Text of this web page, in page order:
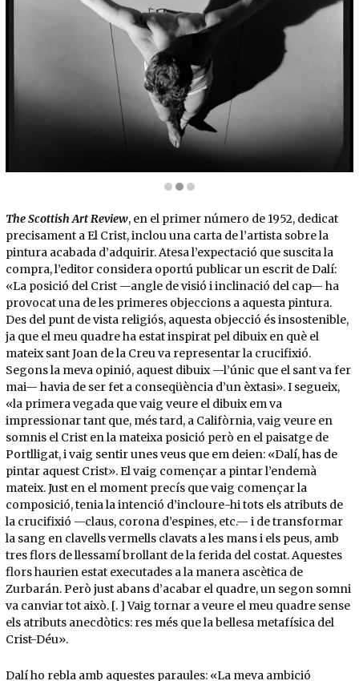
The Scottish Art Review, en el primer número de 1952, dedicat
precisament a El Crist, inclou una carta de l’artista sobre la
pintura acabada d’adquirir. Atesa l’expectació que suscita la
compra, l’editor considera oportú publicar un escrit de Dalí:
«La posició del Crist —angle de visió i inclinació del cap— ha
provocat una de les primeres objeccions a aquesta pintura.
Des del punt de vista religiós, aquesta objecció és insostenible,
ja que el meu quadre ha estat inspirat pel dibuix en què el
mateix sant Joan de la Creu va representar la crucifixió.
Segons la meva opinió, aquest dibuix —l’únic que el sant va fer
mai— havia de ser fet a conseqüència d’un èxtasi». I segueix,
«la primera vegada que vaig veure el dibuix em va
impressionar tant que, més tard, a Califòrnia, vaig veure en
somnis el Crist en la mateixa posició però en el paisatge de
Portlligat, i vaig sentir unes veus que em deien: «Dalí, has de
pintar aquest Crist». El vaig començar a pintar l’endemà
mateix. Just en el moment precís que vaig començar la
composició, tenia la intenció d’incloure-hi tots els atributs de
la crucifixió —claus, corona d’espines, etc.— i de transformar
la sang en clavells vermells clavats a les mans i els peus, amb
tres flors de llessamí brollant de la ferida del costat. Aquestes
flors haurien estat executades a la manera ascètica de
Zurbarán. Però just abans d’acabar el quadre, un segon somni
va canviar tot això. [. ] Vaig tornar a veure el meu quadre sense
els atributs anecdòtics: res més que la bellesa metafísica del
Crist-Déu».
Dalí ho rebla amb aquestes paraules: «La meva ambició